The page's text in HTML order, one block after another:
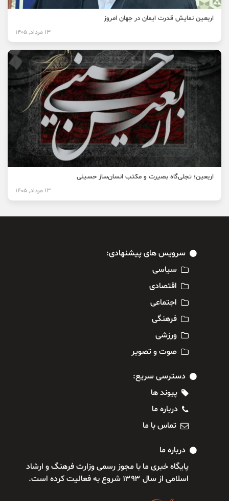
اربعین نمایش قدرت ایمان در جهان امروز
13 مرداد, 1405
اربعین؛ تجلی‌گاه بصیرت و مکتب انسان‌ساز حسینی
13 مرداد, 1405
سرویس های پیشنهادی:
سیاسی
اقتصادی
اجتماعی
فرهنگی
ورزشی
صوت و تصویر
دسترسی سریع:
پیوند ها
درباره ما
تماس با ما
درباره ما
پایگاه خبری ما با مجوز رسمی وزارت فرهنگ و ارشاد
اسلامی از سال ۱۳۹۳ شروع به فعالیت کرده است.